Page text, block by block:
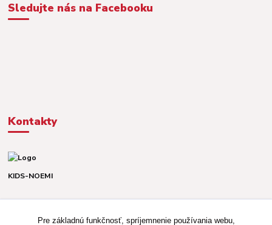
Sledujte nás na Facebooku
Kontakty
KIDS-NOEMI
Pre základnú funkčnosť, spríjemnenie používania webu,